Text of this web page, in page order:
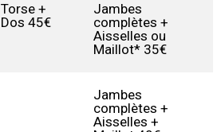
Torse +
Dos 45€
Jambes
complètes +
Aisselles ou
Maillot* 35€
Jambes
complètes +
Aisselles +